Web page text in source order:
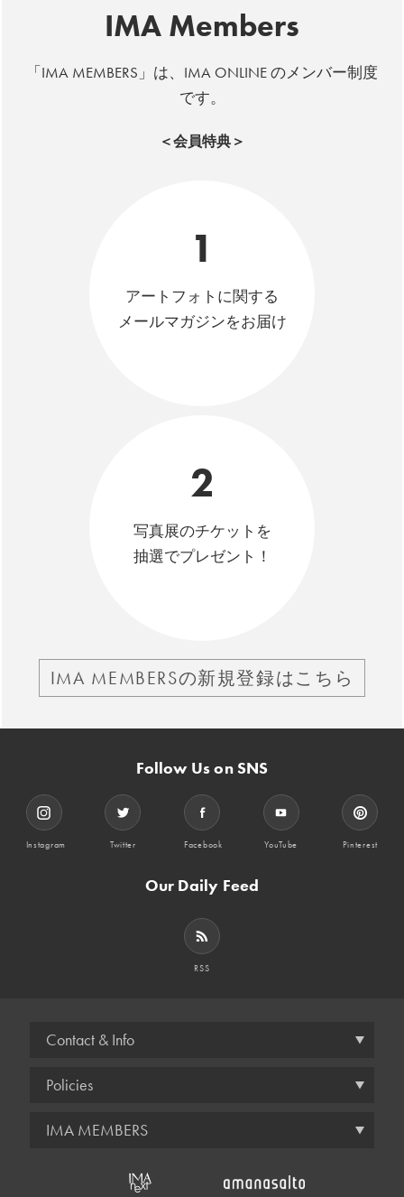
IMA Members
「IMA MEMBERS」は、IMA ONLINE のメンバー制度
です。
＜会員特典＞
1
アートフォトに関する
メールマガジンをお届け
2
写真展のチケットを
抽選でプレゼント！
IMA MEMBERSの新規登録はこちら
Follow Us on SNS
Instagram Twitter Facebook YouTube Pinterest
Our Daily Feed
RSS
Contact & Info
Policies
IMA MEMBERS